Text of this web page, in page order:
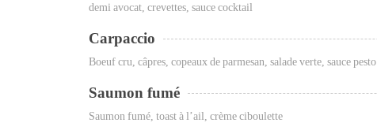
demi avocat, crevettes, sauce cocktail
Carpaccio
Boeuf cru, câpres, copeaux de parmesan, salade verte, sauce pesto
Saumon fumé
Saumon fumé, toast à l’ail, crème ciboulette